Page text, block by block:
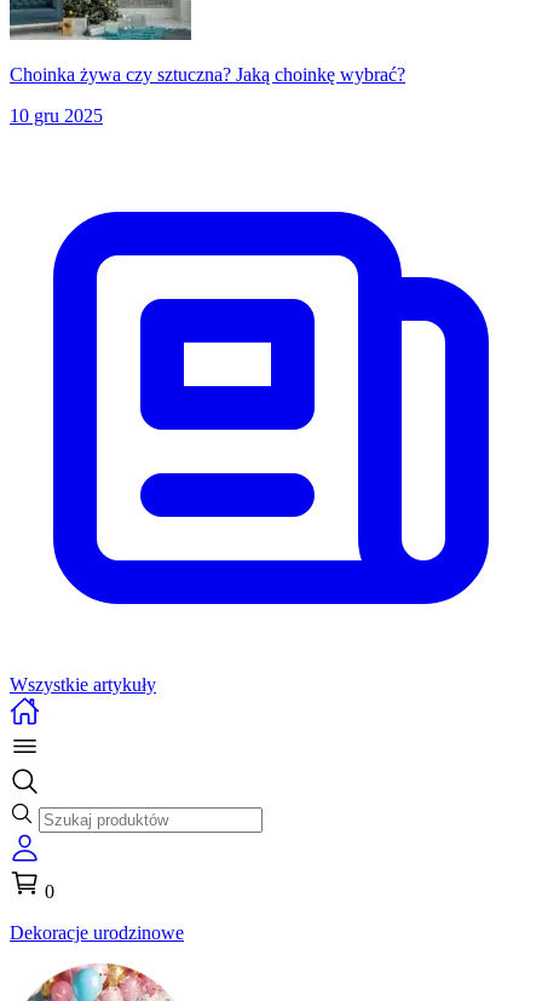
Choinka żywa czy sztuczna? Jaką choinkę wybrać?
10 gru 2025
Wszystkie artykuły
0
Dekoracje urodzinowe